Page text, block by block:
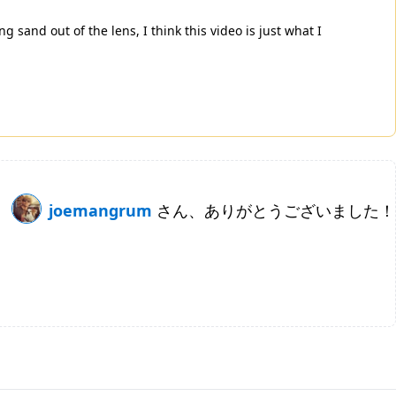
sand out of the lens, I think this video is just what I
joemangrum さん、ありがとうございました！